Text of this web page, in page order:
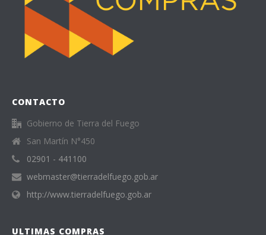
CONTACTO
Gobierno de Tierra del Fuego
San Martín N°450
02901 - 441100
webmaster@tierradelfuego.gob.ar
http://www.tierradelfuego.gob.ar
ULTIMAS COMPRAS